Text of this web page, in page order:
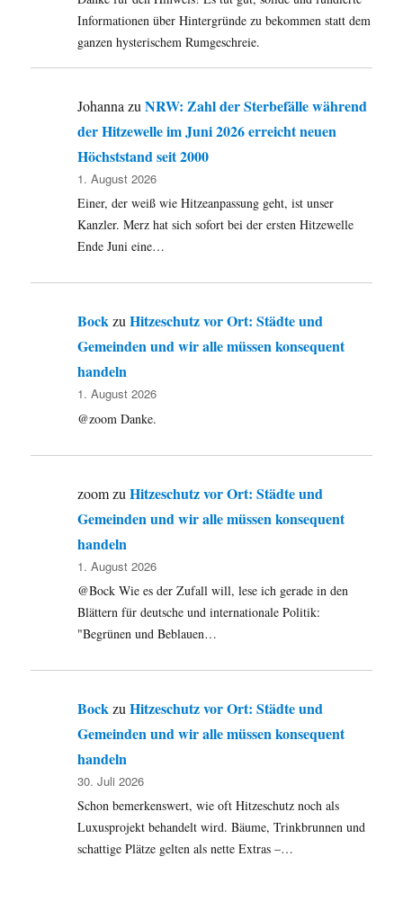
für
das
Informationen über Hintergründe zu bekommen statt dem
ganzen hysterischem Rumgeschreie.
JohannazuNRW: Zahl der Sterbefälle während
der Hitzewelle im Juni 2026 erreicht neuen
Höchststand seit 2000
1. August 2026
Einer, der weiß wie Hitzeanpassung geht, ist unser
Kanzler. Merz hat sich sofort bei der ersten Hitzewelle
Ende Juni eine…
BockzuHitzeschutz vor Ort: Städte und
Gemeinden und wir alle müssen konsequent
handeln
1. August 2026
@zoom Danke.
zoomzuHitzeschutz vor Ort: Städte und
Gemeinden und wir alle müssen konsequent
handeln
1. August 2026
@Bock Wie es der Zufall will, lese ich gerade in den
Blättern für deutsche und internationale Politik:
"Begrünen und Beblauen…
Bock zuHitzeschutz vor Ort: Städte und
Gemeinden und wir alle müssen konsequent
handeln
30. Juli 2026
Schon bemerkenswert, wie oft Hitzeschutz noch als
Luxusprojekt behandelt wird. Bäume, Trinkbrunnen und
schattige Plätze gelten als nette Extras –…